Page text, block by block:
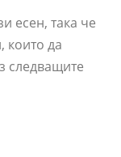
есен, така че
които да
следващите